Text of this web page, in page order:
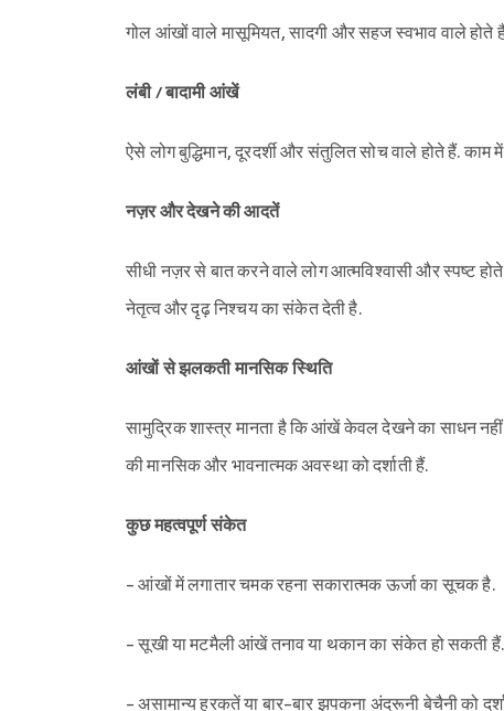
गोल आंखों वाले मासूमियत, सादगी और सहज स्वभाव वाले होते
लंबी / बादामी आंखें
ऐसे लोग बुद्धिमान, दूरदर्शी और संतुलित सोच वाले होते हैं. काम में
नज़र और देखने की आदतें
सीधी नज़र से बात करने वाले लोग आत्मविश्वासी और स्पष्ट
नेतृत्व और दृढ़ निश्चय का संकेत देती है.
आंखों से झलकती मानसिक स्थिति
सामुद्रिक शास्त्र मानता है कि आंखें केवल देखने का साधन
की मानसिक और भावनात्मक अवस्था को दर्शाती हैं.
कुछ महत्वपूर्ण संकेत
- आंखों में लगातार चमक रहना सकारात्मक ऊर्जा का सूचक है.
- सूखी या मटमैली आंखें तनाव या थकान का संकेत हो सकती हैं.
- असामान्य हरकतें या बार-बार झपकना अंदरूनी बेचैनी को